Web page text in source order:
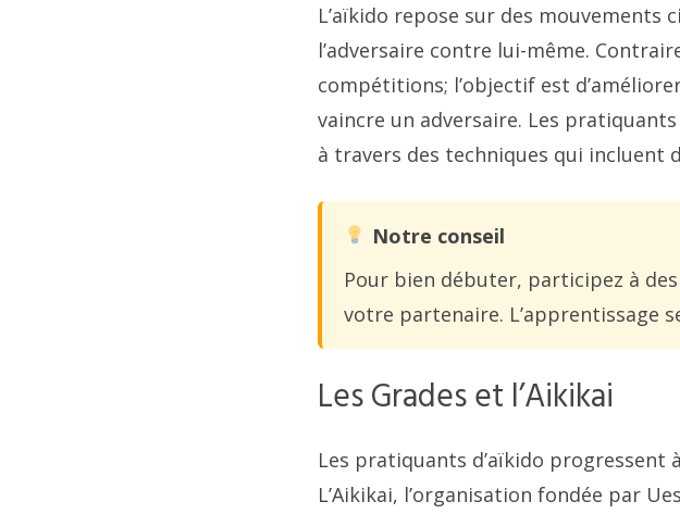
L’aïkido repose sur des mouvements
l’adversaire contre lui-même.
compétitions; l’objectif est
vaincre un adversaire. Les
à travers des techniques qui incluent
Notre conseil
Pour bien débuter, participez à
votre partenaire. L’apprentissage
Les Grades et l’Aikikai
Les pratiquants d’aïkido progressent
L’Aikikai, l’organisation fondée par